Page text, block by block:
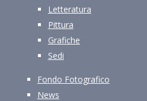
Letteratura
Pittura
Grafiche
Sedi
Fondo Fotografico
News